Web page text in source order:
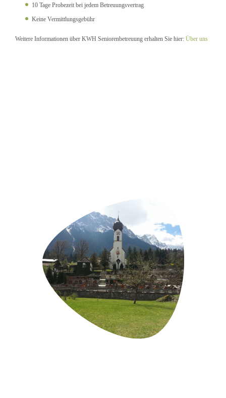
10 Tage Probezeit bei jedem Betreuungsvertrag
Keine Vermittlungsgebühr
Weitere Informationen über KWH Seniorenbetreuung erhalten Sie hier: Über uns